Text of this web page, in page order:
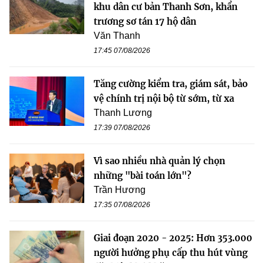
khu dân cư bản Thanh Sơn, khẩn
trương sơ tán 17 hộ dân
Văn Thanh
17:45 07/08/2026
Tăng cường kiểm tra, giám sát, bảo
vệ chính trị nội bộ từ sớm, từ xa
Thanh Lương
17:39 07/08/2026
Vì sao nhiều nhà quản lý chọn
những "bài toán lớn"?
Trần Hương
17:35 07/08/2026
Giai đoạn 2020 - 2025: Hơn 353.000
người hưởng phụ cấp thu hút vùng